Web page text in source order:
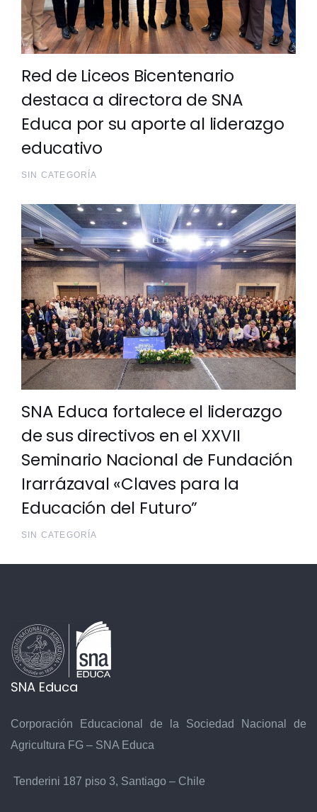
Red de Liceos Bicentenario
destaca a directora de SNA
Educa por su aporte al liderazgo
educativo
SIN CATEGORÍA
SNA Educa fortalece el liderazgo
de sus directivos en el XXVII
Seminario Nacional de Fundación
Irarrázaval «Claves para la
Educación del Futuro”
SIN CATEGORÍA
SNA Educa
Corporación Educacional de la Sociedad Nacional de
Agricultura FG – SNA Educa
Tenderini 187 piso 3, Santiago – Chile